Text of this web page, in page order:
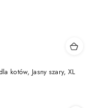
kotów, Jasny szary, XL